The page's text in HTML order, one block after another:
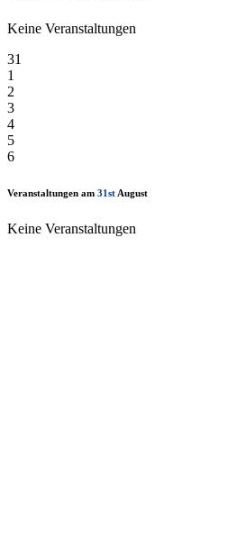
Keine Veranstaltungen
31
1
2
3
4
5
6
Veranstaltungen am 31st August
Keine Veranstaltungen